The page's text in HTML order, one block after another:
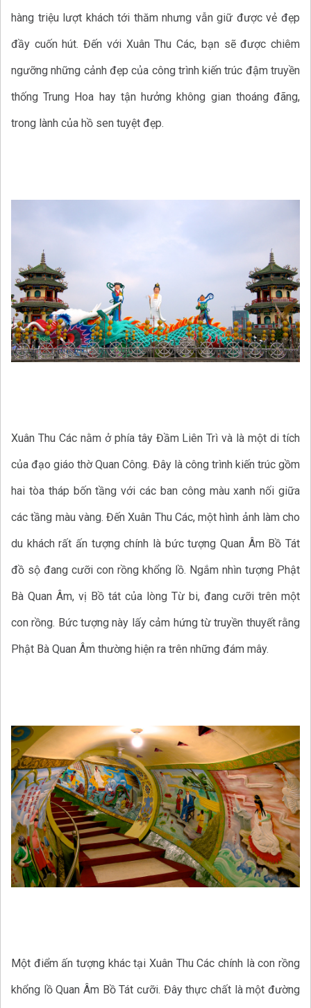
hàng triệu lượt khách tới thăm nhưng vẫn giữ được vẻ đẹp
đầy cuốn hút. Đến với Xuân Thu Các, bạn sẽ được chiêm
ngưỡng những cảnh đẹp của công trình kiến trúc đậm truyền
thống Trung Hoa hay tận hưởng không gian thoáng đãng,
trong lành của hồ sen tuyệt đẹp.
Xuân Thu Các nằm ở phía tây Đầm Liên Trì và là một di tích
của đạo giáo thờ Quan Công. Đây là công trình kiến trúc gồm
hai tòa tháp bốn tầng với các ban công màu xanh nối giữa
các tầng màu vàng. Đến Xuân Thu Các, một hình ảnh làm cho
du khách rất ấn tượng chính là bức tượng Quan Âm Bồ Tát
đồ sộ đang cưỡi con rồng khổng lồ. Ngắm nhìn tượng Phật
Bà Quan Âm, vị Bồ tát của lòng Từ bi, đang cưỡi trên một
con rồng. Bức tượng này lấy cảm hứng từ truyền thuyết rằng
Phật Bà Quan Âm thường hiện ra trên những đám mây.
Một điểm ấn tượng khác tại Xuân Thu Các chính là con rồng
khổng lồ Quan Âm Bồ Tát cưỡi. Đây thực chất là một đường